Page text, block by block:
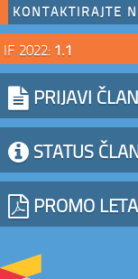
KONTAKTIRAJTE
IF 2022: 1.1
PRIJAVI
STATUS
PROMO